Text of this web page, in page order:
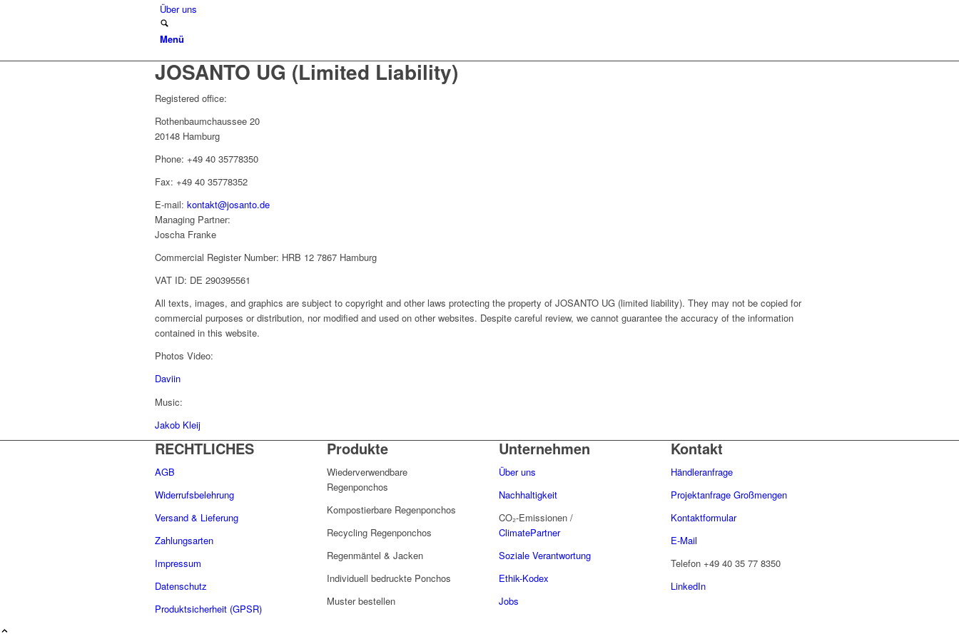
Über uns
Menü
JOSANTO UG (Limited Liability)
Registered office:
Rothenbaumchaussee 20
20148 Hamburg
Phone: +49 40 35778350
Fax: +49 40 35778352
E-mail: kontakt@josanto.de
Managing Partner:
Joscha Franke
Commercial Register Number: HRB 12 7867 Hamburg
VAT ID: DE 290395561
All texts, images, and graphics are subject to copyright and other laws protecting the property of JOSANTO UG (limited liability). They may not be copied for
commercial purposes or distribution, nor modified and used on other websites. Despite careful review, we cannot guarantee the accuracy of the information
contained in this website.
Photos Video:
Daviin
Music:
Jakob Kleij
RECHTLICHES
AGB
Widerrufsbelehrung
Versand & Lieferung
Zahlungsarten
Impressum
Datenschutz
Produktsicherheit (GPSR)
Produkte
Wiederverwendbare
Regenponchos
Kompostierbare Regenponchos
Recycling Regenponchos
Regenmäntel & Jacken
Individuell bedruckte Ponchos
Muster bestellen
Unternehmen
Über uns
Nachhaltigkeit
CO₂-Emissionen /
ClimatePartner
Soziale Verantwortung
Ethik-Kodex
Jobs
Kontakt
Händleranfrage
Projektanfrage Großmengen
Kontaktformular
E-Mail
Telefon +49 40 35 77 8350
LinkedIn